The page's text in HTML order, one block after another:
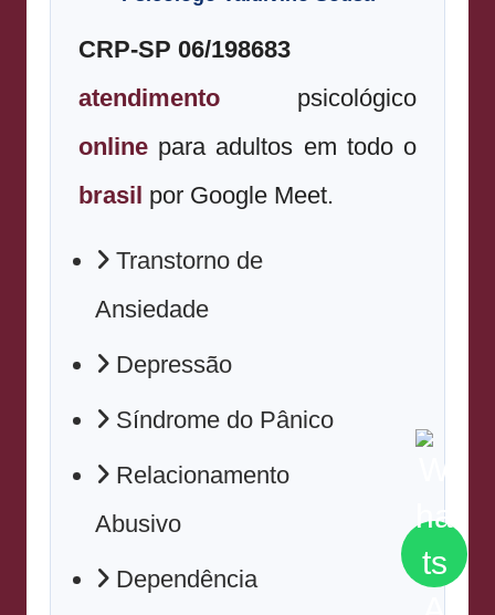
CRP-SP 06/198683
atendimento psicológico
online para adultos em todo o
brasil por Google Meet.
Transtorno de
Ansiedade
Depressão
Síndrome do Pânico
Relacionamento
Abusivo
Dependência